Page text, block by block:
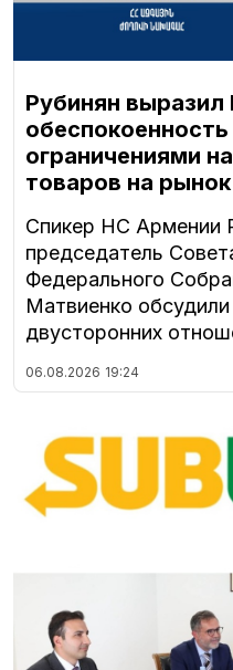
Рубинян выразил
ограничениями
товаров на
Спикер НС Армении
председатель
Федерального
Матвиенко
двусторонних
06.08.2026 19:24